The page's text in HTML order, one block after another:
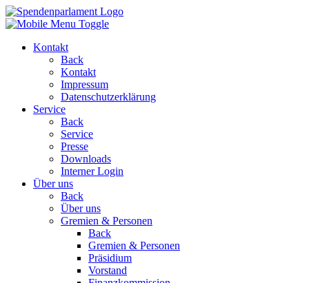
Kontakt
Back
Kontakt
Impressum
Datenschutzerklärung
Service
Back
Service
Presse
Downloads
Interner Login
Über uns
Back
Über uns
Gremien & Personen
Back
Gremien & Personen
Präsidium
Vorstand